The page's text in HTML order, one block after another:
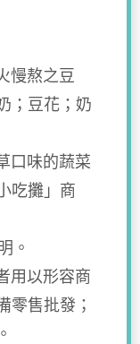
慢熬之豆
；豆花；奶
口味的蔬菜
吃攤」商
。
用以形容商
零售批發；